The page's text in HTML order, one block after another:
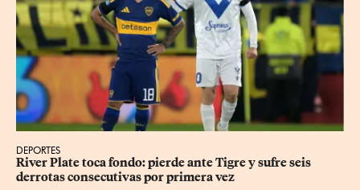
DEPORTES
River Plate toca fondo: pierde ante Tigre y sufre seis
derrotas consecutivas por primera vez